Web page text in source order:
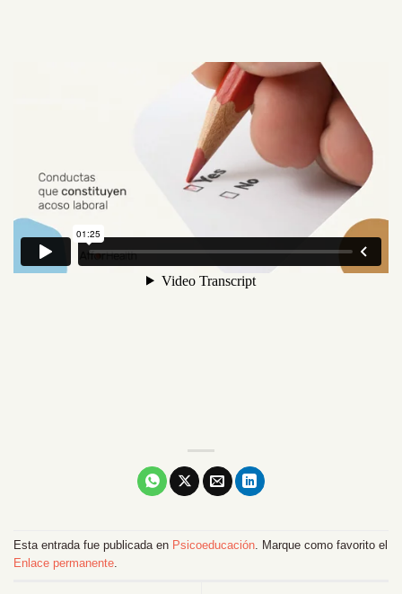
Esta entrada fue publicada en Psicoeducación . Marque como favorito el
Enlace permanente